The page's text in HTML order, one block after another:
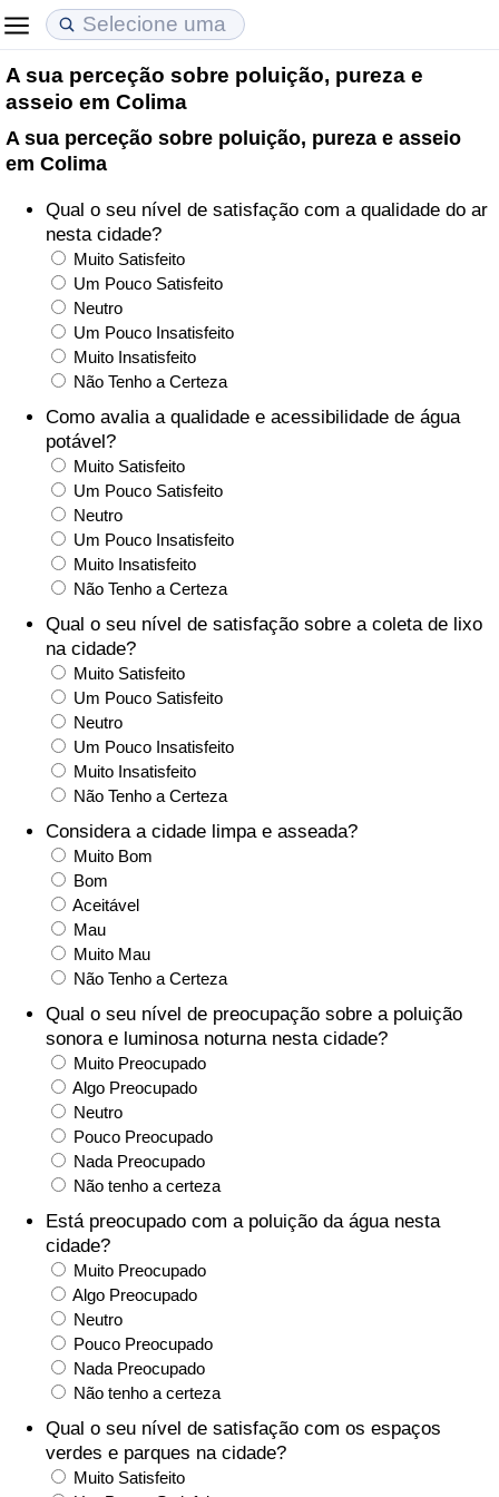
A sua perceção sobre poluição, pureza e
asseio em Colima
A sua perceção sobre poluição, pureza e asseio
em Colima
Qual o seu nível de satisfação com a qualidade do ar
nesta cidade?
Muito Satisfeito
Um Pouco Satisfeito
Neutro
Um Pouco Insatisfeito
Muito Insatisfeito
Não Tenho a Certeza
Como avalia a qualidade e acessibilidade de água
potável?
Muito Satisfeito
Um Pouco Satisfeito
Neutro
Um Pouco Insatisfeito
Muito Insatisfeito
Não Tenho a Certeza
Qual o seu nível de satisfação sobre a coleta de lixo
na cidade?
Muito Satisfeito
Um Pouco Satisfeito
Neutro
Um Pouco Insatisfeito
Muito Insatisfeito
Não Tenho a Certeza
Considera a cidade limpa e asseada?
Muito Bom
Bom
Aceitável
Mau
Muito Mau
Não Tenho a Certeza
Qual o seu nível de preocupação sobre a poluição
sonora e luminosa noturna nesta cidade?
Muito Preocupado
Algo Preocupado
Neutro
Pouco Preocupado
Nada Preocupado
Não tenho a certeza
Está preocupado com a poluição da água nesta
cidade?
Muito Preocupado
Algo Preocupado
Neutro
Pouco Preocupado
Nada Preocupado
Não tenho a certeza
Qual o seu nível de satisfação com os espaços
verdes e parques na cidade?
Muito Satisfeito
Custo de Vida
Indicador de Custo de Vida (Atual)
Indicador de Custo de Vida
Indicador de Custo de Vida Por País
em Aqaba
Preços de Imóveis
Indicador de Preços de Imóveis (Atual)
Indicador de Preços de Imóveis
Indicador de Preços de Imóveis por País
Qualidade de Vida
Indicador de Qualidade de Vida
Indicador de Qualidade de Vida (Atual)
Índice de qualidade de vida por país
Crime
Taxa do Indicador de Crime (Atual)
Indicador de Crime
Índice de criminalidade por país
Saúde
Indicador de Saúde (Atual)
Indicador de Saúde
Indicador de Saúde por País
Poluição
Indicador de Poluição (Atual)
Índice de poluição
Indicador de Poluição por País
Indicador de Trânsito
Indicador de Trânsito (Atual)
Indicador de Trânsito por País